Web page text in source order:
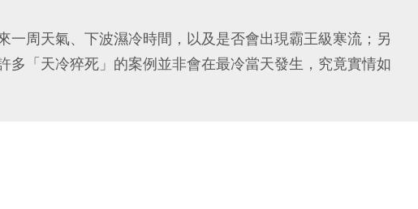
一周天氣、下波濕冷時間，以及是否會出現霸王級寒流；另
多「天冷猝死」的案例並非會在最冷當天發生，究竟實情如